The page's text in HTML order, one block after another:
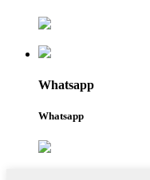
Whatsapp
Whatsapp